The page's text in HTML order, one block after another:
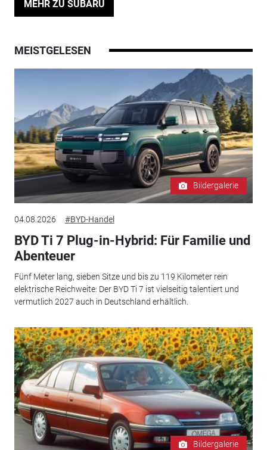
MEHR ZU SUBARU
MEISTGELESEN
Bildergalerie
04.08.2026 #BYD-Handel
BYD Ti 7 Plug-in-Hybrid: Für Familie und
Abenteuer
Fünf Meter lang, sieben Sitze und bis zu 119 Kilometer rein
elektrische Reichweite: Der BYD Ti 7 ist vielseitig talentiert und
vermutlich 2027 auch in Deutschland erhältlich.
Bildergalerie